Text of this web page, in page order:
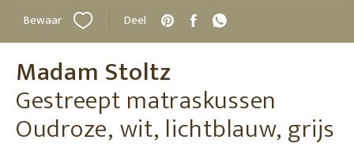
Bewaar Deel
Madam Stoltz
Gestreept matraskussen
Oudroze, wit, lichtblauw, grijs